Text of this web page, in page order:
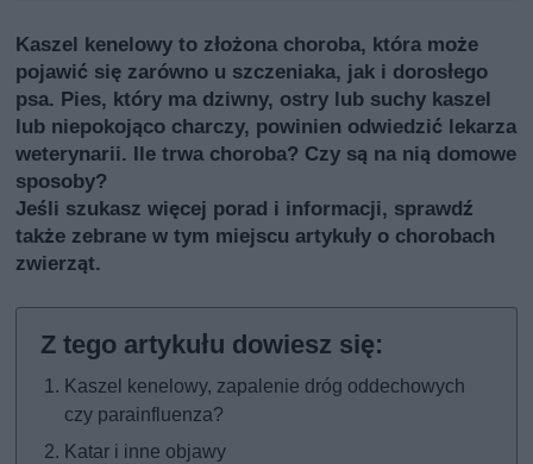
Kaszel kenelowy to złożona choroba, która może
pojawić się zarówno u szczeniaka, jak i dorosłego
psa. Pies, który ma dziwny, ostry lub suchy kaszel
lub niepokojąco charczy, powinien odwiedzić lekarza
weterynarii. Ile trwa choroba? Czy są na nią domowe
sposoby?
Jeśli szukasz więcej porad i informacji, sprawdź
także zebrane w tym miejscu artykuły o chorobach
zwierząt.
Kaszel kenelowy, zapalenie dróg oddechowych
czy parainfluenza?
Katar i inne objawy